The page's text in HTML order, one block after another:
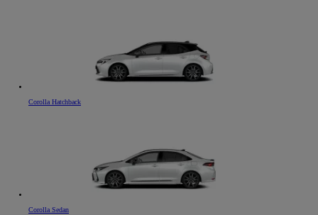
Corolla Hatchback
Corolla Sedan